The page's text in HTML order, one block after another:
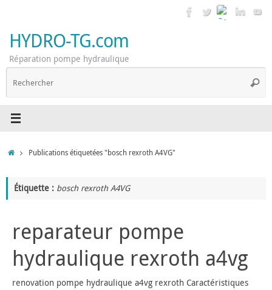
contenu
HYDRO-TG.com
Réparation pompe hydraulique
AccueilPublications étiquetées "bosch rexroth A4VG"
Étiquette : bosch rexroth A4VG
reparateur pompe
hydraulique rexroth a4vg
renovation pompe hydraulique a4vg rexroth Caractéristiques